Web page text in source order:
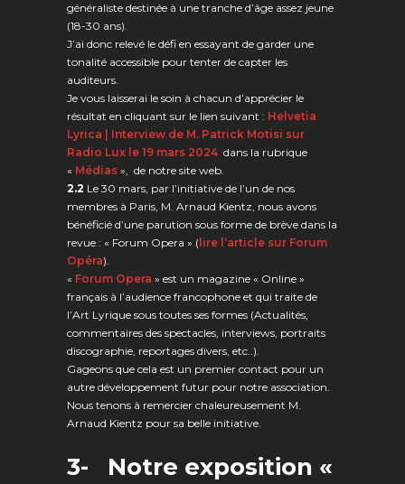
généraliste destinée à une tranche d’âge assez jeune
(18-30 ans).
J’ai donc relevé le défi en essayant de garder une
tonalité accessible pour tenter de capter les
auditeurs.
Je vous laisserai le soin à chacun d’apprécier le
résultat en cliquant sur le lien suivant : Helvetia
Lyrica | Interview de M. Patrick Motisi sur
Radio Lux le 19 mars 2024 dans la rubrique
« Médias », de notre site web.
2.2 Le 30 mars, par l’initiative de l’un de nos
membres à Paris, M. Arnaud Kientz, nous avons
bénéficié d’une parution sous forme de brève dans la
revue : « Forum Opera » ( lire l’article sur Forum
Opéra).
« Forum Opera » est un magazine « Online »
français à l’audience francophone et qui traite de
l’Art Lyrique sous toutes ses formes (Actualités,
commentaires des spectacles, interviews, portraits
discographie, reportages divers, etc..).
Gageons que cela est un premier contact pour un
autre développement futur pour notre association.
Nous tenons à remercier chaleureusement M.
Arnaud Kientz pour sa belle initiative.
3- Notre exposition «